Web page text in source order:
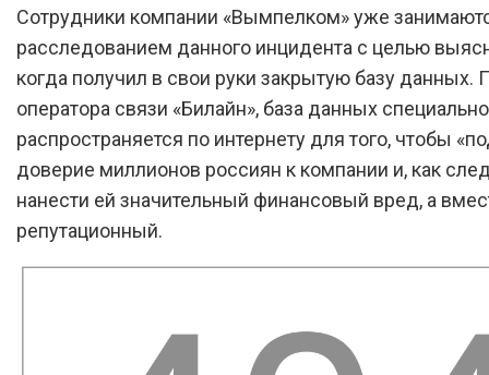
Сотрудники компании «Вымпелком» уже
расследованием данного инцидента с целью
когда получил в свои руки закрытую базу
оператора связи «Билайн», база данных специально
распространяется по интернету для того, чтобы
доверие миллионов россиян к компании и, как
нанести ей значительный финансовый вред, а
репутационный.